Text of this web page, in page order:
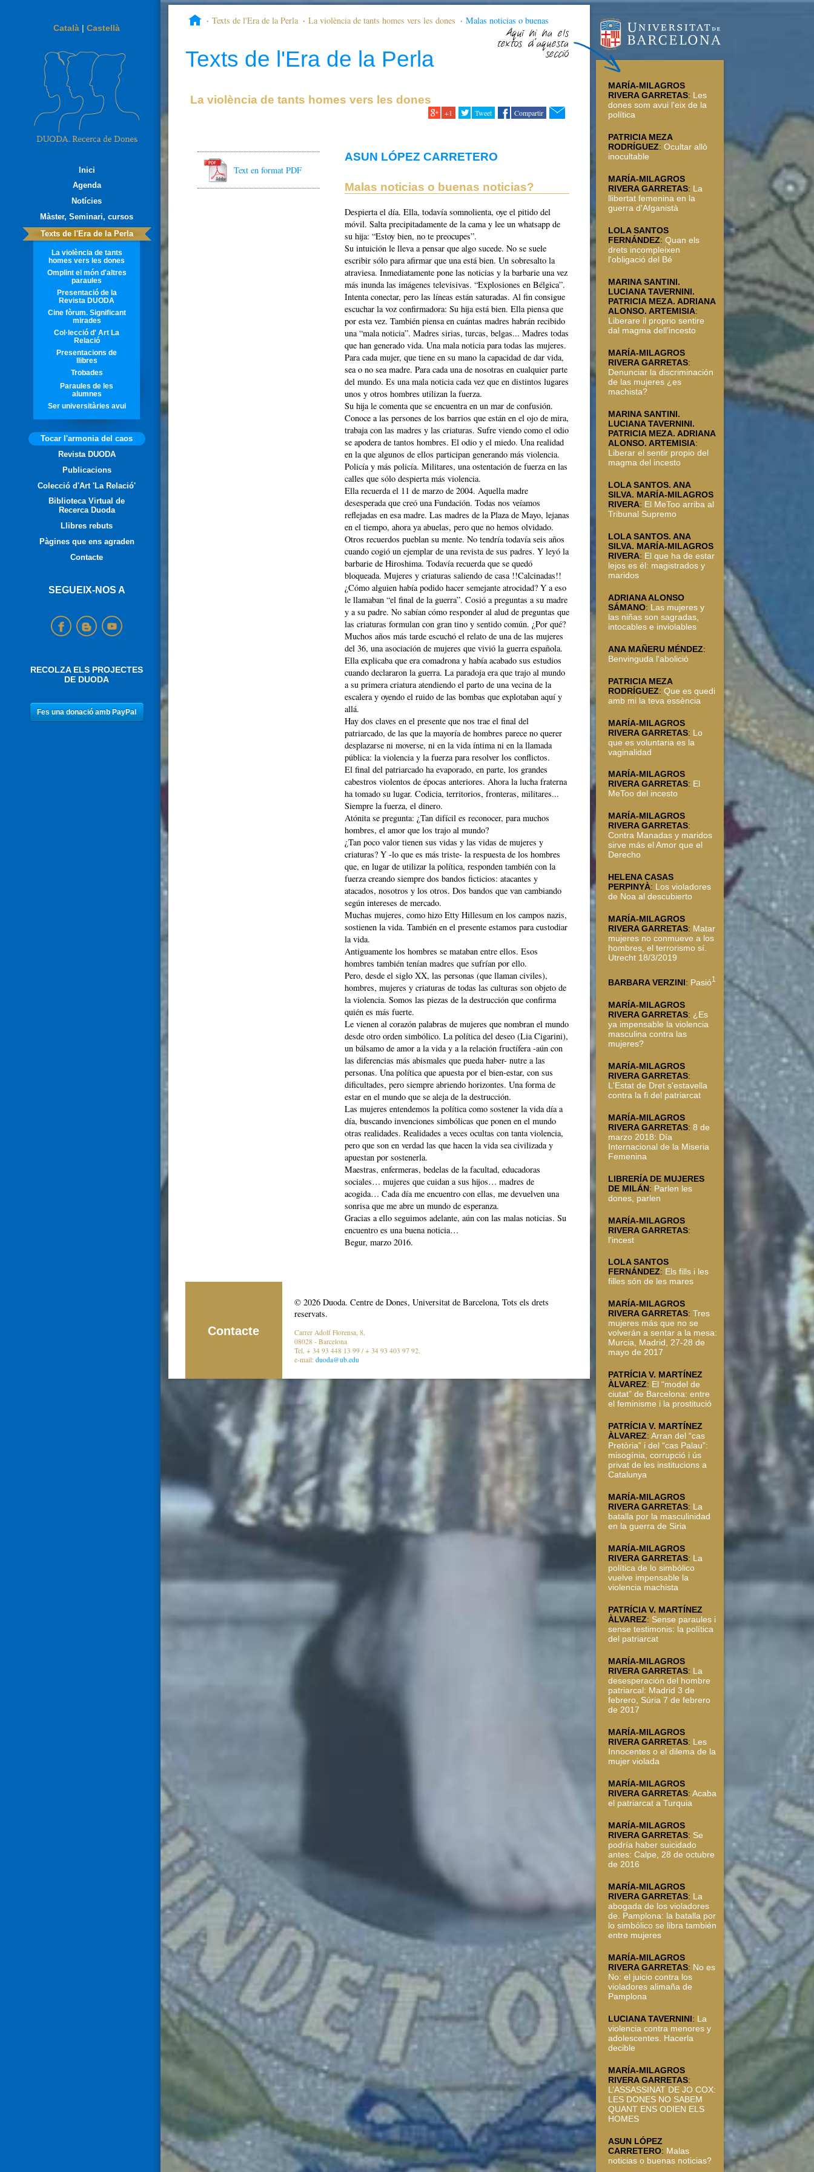
Català |Castellà
Inici
Agenda
Notícies
Màster, Seminari, cursos
Texts de l'Era de la Perla
La violència de tants
homes vers les dones
Omplint el món d'altres
paraules
Presentació de la
Revista DUODA
Cine fòrum. Significant
mirades
Col·lecció d' Art La
Relació
Presentacions de
llibres
Trobades
Paraules de les
alumnes
Ser universitàries avui
Tocar l'armonia del caos
Revista DUODA
Publicacions
Colecció d'Art 'La Relació'
Biblioteca Virtual de
Recerca Duoda
Llibres rebuts
Pàgines que ens agraden
Contacte
SEGUEIX-NOS A
RECOLZA ELS PROJECTES
DE DUODA
Texts de l'Era de la Perla La violència de tants homes vers les dones
Malas noticias o buenas
Aquí hi ha els
textos d'aquesta
secció
Texts de l'Era de la Perla
La violència de tants homes vers les dones
+1 Tweet Compartir
Text en format PDF
ASUN LÓPEZ CARRETERO
Malas noticias o buenas noticias?
Despierta el día. Ella, todavía somnolienta, oye el pitido del
móvil. Salta precipitadamente de la cama y lee un whatsapp de
su hija: “Estoy bien, no te preocupes”.
Su intuición le lleva a pensar que algo sucede. No se suele
escribir sólo para afirmar que una está bien. Un sobresalto la
atraviesa. Inmediatamente pone las noticias y la barbarie una vez
más inunda las imágenes televisivas. “Explosiones en Bélgica”.
Intenta conectar, pero las líneas están saturadas. Al fin consigue
escuchar la voz confirmadora: Su hija está bien. Ella piensa que
por esta vez. También piensa en cuántas madres habrán recibido
una “mala noticia”. Madres sirias, turcas, belgas... Madres todas
que han generado vida. Una mala noticia para todas las mujeres.
Para cada mujer, que tiene en su mano la capacidad de dar vida,
sea o no sea madre. Para cada una de nosotras en cualquier parte
del mundo. Es una mala noticia cada vez que en distintos lugares
unos y otros hombres utilizan la fuerza.
Su hija le comenta que se encuentra en un mar de confusión.
Conoce a las persones de los barrios que están en el ojo de mira,
trabaja con las madres y las criaturas. Sufre viendo como el odio
se apodera de tantos hombres. El odio y el miedo. Una realidad
en la que algunos de ellos participan generando más violencia.
Policía y más policía. Militares, una ostentación de fuerza en las
calles que sólo despierta más violencia.
Ella recuerda el 11 de marzo de 2004. Aquella madre
desesperada que creó una Fundación. Todas nos veíamos
reflejadas en esa madre. Las madres de la Plaza de Mayo, lejanas
en el tiempo, ahora ya abuelas, pero que no hemos olvidado.
Otros recuerdos pueblan su mente. No tendría todavía seis años
cuando cogió un ejemplar de una revista de sus padres. Y leyó la
barbarie de Hiroshima. Todavía recuerda que se quedó
bloqueada. Mujeres y criaturas saliendo de casa !!Calcinadas!!
¿Cómo alguien había podido hacer semejante atrocidad? Y a eso
le llamaban “el final de la guerra”. Cosió a preguntas a su madre
y a su padre. No sabían cómo responder al alud de preguntas que
las criaturas formulan con gran tino y sentido común. ¿Por qué?
Muchos años más tarde escuchó el relato de una de las mujeres
del 36, una asociación de mujeres que vivió la guerra española.
Ella explicaba que era comadrona y había acabado sus estudios
cuando declararon la guerra. La paradoja era que trajo al mundo
a su primera criatura atendiendo el parto de una vecina de la
escalera y oyendo el ruido de las bombas que explotaban aquí y
allá.
Hay dos claves en el presente que nos trae el final del
patriarcado, de las que la mayoría de hombres parece no querer
desplazarse ni moverse, ni en la vida íntima ni en la llamada
pública: la violencia y la fuerza para resolver los conflictos.
El final del patriarcado ha evaporado, en parte, los grandes
cabestros violentos de épocas anteriores. Ahora la lucha fraterna
ha tomado su lugar. Codicia, territorios, fronteras, militares...
Siempre la fuerza, el dinero.
Atónita se pregunta: ¿Tan difícil es reconocer, para muchos
hombres, el amor que los trajo al mundo?
¿Tan poco valor tienen sus vidas y las vidas de mujeres y
criaturas? Y -lo que es más triste- la respuesta de los hombres
que, en lugar de utilizar la política, responden también con la
fuerza creando siempre dos bandos ficticios: atacantes y
atacados, nosotros y los otros. Dos bandos que van cambiando
según intereses de mercado.
Muchas mujeres, como hizo Etty Hillesum en los campos nazis,
sostienen la vida. También en el presente estamos para custodiar
la vida.
Antiguamente los hombres se mataban entre ellos. Esos
hombres también tenían madres que sufrían por ello.
Pero, desde el siglo XX, las personas (que llaman civiles),
hombres, mujeres y criaturas de todas las culturas son objeto de
la violencia. Somos las piezas de la destrucción que confirma
quién es más fuerte.
Le vienen al corazón palabras de mujeres que nombran el mundo
desde otro orden simbólico. La política del deseo (Lia Cigarini),
un bálsamo de amor a la vida y a la relación fructífera -aún con
las diferencias más abismales que pueda haber- nutre a las
personas. Una política que apuesta por el bien-estar, con sus
dificultades, pero siempre abriendo horizontes. Una forma de
estar en el mundo que se aleja de la destrucción.
Las mujeres entendemos la política como sostener la vida día a
día, buscando invenciones simbólicas que ponen en el mundo
otras realidades. Realidades a veces ocultas con tanta violencia,
pero que son en verdad las que hacen la vida sea civilizada y
apuestan por sostenerla.
Maestras, enfermeras, bedelas de la facultad, educadoras
sociales… mujeres que cuidan a sus hijos… madres de
acogida… Cada día me encuentro con ellas, me devuelven una
sonrisa que me abre un mundo de esperanza.
Gracias a ello seguimos adelante, aún con las malas noticias. Su
encuentro es una buena noticia…
Begur, marzo 2016.
Contacte
© 2026 Duoda. Centre de Dones, Universitat de Barcelona, Tots els drets
reservats.
Carrer Adolf Florensa, 8,
08028 - Barcelona
Tel. + 34 93 448 13 99 / + 34 93 403 97 92.
e-mail: duoda@ub.edu
MARÍA-MILAGROS
RIVERA GARRETAS: Les
dones som avui l'eix de la
política
PATRICIA MEZA
RODRÍGUEZ:Ocultar allò
inocultable
MARÍA-MILAGROS
RIVERA GARRETAS: La
llibertat femenina en la
guerra d'Afganistà
LOLA SANTOS
FERNÁNDEZ:Quan els
drets incompleixen
l'obligació del Bé
MARINA SANTINI.
LUCIANA TAVERNINI.
PATRICIA MEZA. ADRIANA
ALONSO. ARTEMISIA:
Liberare il proprio sentire
dal magma dell’incesto
MARÍA-MILAGROS
RIVERA GARRETAS:
Denunciar la discriminación
de las mujeres ¿es
machista?
MARINA SANTINI.
LUCIANA TAVERNINI.
PATRICIA MEZA. ADRIANA
ALONSO. ARTEMISIA:
Liberar el sentir propio del
magma del incesto
LOLA SANTOS. ANA
SILVA. MARÍA-MILAGROS
RIVERA: El MeToo arriba al
Tribunal Supremo
LOLA SANTOS. ANA
SILVA. MARÍA-MILAGROS
RIVERA: El que ha de estar
lejos es él: magistrados y
maridos
ADRIANA ALONSO
SÁMANO: Las mujeres y
las niñas son sagradas,
intocables e inviolables
ANA MAÑERU MÉNDEZ:
Benvinguda l'abolició
PATRICIA MEZA
RODRÍGUEZ:Que es quedi
amb mi la teva essència
MARÍA-MILAGROS
RIVERA GARRETAS: Lo
que es voluntaria es la
vaginalidad
MARÍA-MILAGROS
RIVERA GARRETAS: El
MeToo del incesto
MARÍA-MILAGROS
RIVERA GARRETAS:
Contra Manadas y maridos
sirve más el Amor que el
Derecho
HELENA CASAS
PERPINYÀ: Los violadores
de Noa al descubierto
MARÍA-MILAGROS
RIVERA GARRETAS: Matar
mujeres no conmueve a los
hombres, el terrorismo sí.
Utrecht 18/3/2019
BARBARA VERZINI: Pasió1
MARÍA-MILAGROS
RIVERA GARRETAS: ¿Es
ya impensable la violencia
masculina contra las
mujeres?
MARÍA-MILAGROS
RIVERA GARRETAS:
L'Estat de Dret s'estavella
contra la fi del patriarcat
MARÍA-MILAGROS
RIVERA GARRETAS:8 de
marzo 2018: Día
Internacional de la Miseria
Femenina
LIBRERÍA DE MUJERES
DE MILÁN: Parlen les
dones, parlen
MARÍA-MILAGROS
RIVERA GARRETAS:
l'incest
LOLA SANTOS
FERNÁNDEZ: Els fills i les
filles són de les mares
MARÍA-MILAGROS
RIVERA GARRETAS:Tres
mujeres más que no se
volverán a sentar a la mesa:
Murcia, Madrid, 27-28 de
mayo de 2017
PATRÍCIA V. MARTÍNEZ
ÀLVAREZ: El “model de
ciutat” de Barcelona: entre
el feminisme i la prostitució
PATRÍCIA V. MARTÍNEZ
ÀLVAREZ:Arran del “cas
Pretòria” i del “cas Palau”:
misogínia, corrupció i ús
privat de les institucions a
Catalunya
MARÍA-MILAGROS
RIVERA GARRETAS: La
batalla por la masculinidad
en la guerra de Siria
MARÍA-MILAGROS
RIVERA GARRETAS: La
política de lo simbólico
vuelve impensable la
violencia machista
PATRÍCIA V. MARTÍNEZ
ÀLVAREZ: Sense paraules i
sense testimonis: la política
del patriarcat
MARÍA-MILAGROS
RIVERA GARRETAS: La
desesperación del hombre
patriarcal: Madrid 3 de
febrero, Súria 7 de febrero
de 2017
MARÍA-MILAGROS
RIVERA GARRETAS: Les
Innocentes o el dilema de la
mujer violada
MARÍA-MILAGROS
RIVERA GARRETAS:Acaba
el patriarcat a Turquia
MARÍA-MILAGROS
RIVERA GARRETAS: Se
podría haber suicidado
antes: Calpe, 28 de octubre
de 2016
MARÍA-MILAGROS
RIVERA GARRETAS: La
abogada de los violadores
de. Pamplona: la batalla por
lo simbólico se libra también
entre mujeres
MARÍA-MILAGROS
RIVERA GARRETAS: No es
No: el juicio contra los
violadores alimaña de
Pamplona
LUCIANA TAVERNINI: La
violencia contra menores y
adolescentes. Hacerla
decible
MARÍA-MILAGROS
RIVERA GARRETAS:
L’ASSASSINAT DE JO COX:
LES DONES NO SABEM
QUANT ENS ODIEN ELS
HOMES
ASUN LÓPEZ
CARRETERO: Malas
noticias o buenas noticias?